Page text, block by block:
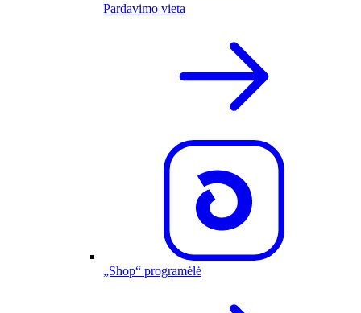
Pardavimo vieta
„Shop“ programėlė